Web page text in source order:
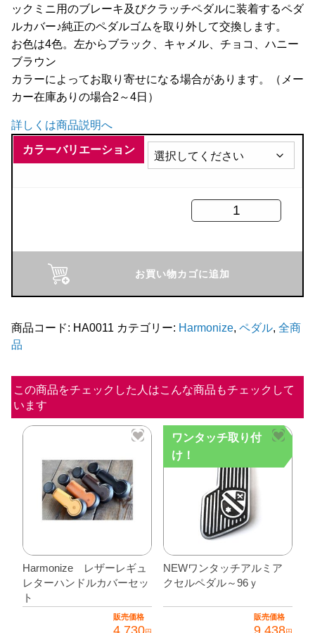
全商品
ックミニ用のブレーキ及びクラッチペダルに装着するペダ
ルカバー♪純正のペダルゴムを取り外して交換します。
お色は4色。左からブラック、キャメル、チョコ、ハニー
ブラウン
カラーによってお取り寄せになる場合があります。（メー
カー在庫ありの場合2～4日）
詳しくは商品説明へ
カラーバリエーション
ー
個
お買い物カゴに追加
商品コード: HA0011 カテゴリー: Harmonize, ペダル, 全商
品
この商品をチェックした人はこんな商品もチェックして
います
Harmonize レザーレギュ
レターハンドルカバーセッ
ト
販売価格
4,730
ワンタッチ取り付
け！
NEWワンタッチアルミア
クセルペダル～96ｙ
販売価格
9,438